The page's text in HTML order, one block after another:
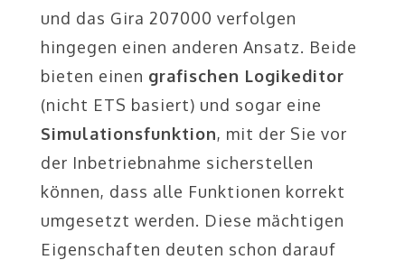
und das Gira 207000 verfolgen
hingegen einen anderen Ansatz. Beide
bieten einen grafischen Logikeditor
(nicht ETS basiert) und sogar eine
Simulationsfunktion, mit der Sie vor
der Inbetriebnahme sicherstellen
können, dass alle Funktionen korrekt
umgesetzt werden. Diese mächtigen
Eigenschaften deuten schon darauf